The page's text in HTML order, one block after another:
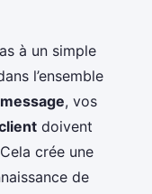
à un simple
l’ensemble
message, vos
doivent
crée une
de